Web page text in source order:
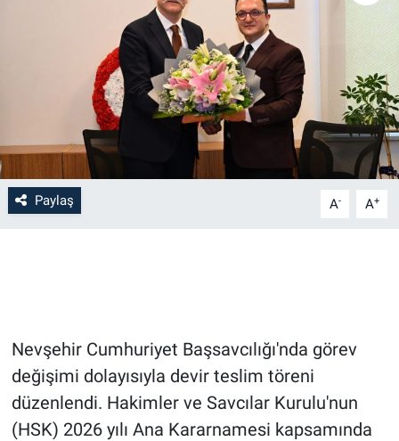
Paylaş A- A+
Nevşehir Cumhuriyet Başsavcılığı'nda görev
değişimi dolayısıyla devir teslim töreni
düzenlendi. Hakimler ve Savcılar Kurulu'nun
(HSK) 2026 yılı Ana Kararnamesi kapsamında
Kültür
3.Sayfa
Medya
Kayseri
Niğde